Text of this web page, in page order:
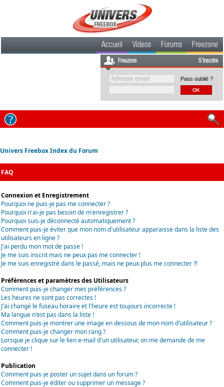
Accueil Videos Forums Freezone
Freezone S'inscrire
Pass oublié ?
Univers Freebox Index du Forum
FAQ
Connexion et Enregistrement
Pourquoi ne puis-je pas me connecter ?
Pourquoi n'ai-je pas besoin de m'enregistrer ?
Pourquoi suis-je déconnecté automatiquement ?
Comment puis-je éviter que mon nom d'utilisateur apparaisse dans la liste des
utilisateurs en ligne ?
J'ai perdu mon mot de passe !
Je me suis inscrit mais ne peux pas me connecter !
Je me suis enregistré dans le passé, mais ne peux plus me connecter ?!
Préférences et paramètres des Utilisateurs
Comment puis-je changer mes préférences ?
Les heures ne sont pas correctes !
J'ai changé le fuseau horaire et l'heure est toujours incorrecte !
Ma langue n'est pas dans la liste !
Comment puis-je montrer une image en dessous de mon nom d'utilisateur ?
Comment puis-je changer mon rang ?
Lorsque je clique sur le lien e-mail d'un utilisateur, on me demande de me
connecter !
Publication
Comment puis-je poster un sujet dans un forum ?
Comment puis-je éditer ou supprimer un message ?